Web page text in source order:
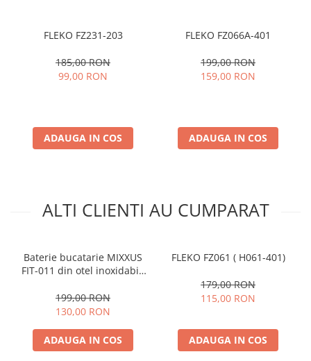
FLEKO FZ231-203
185,00 RON
99,00 RON
ADAUGA IN COS
FLEKO FZ066A-401
199,00 RON
159,00 RON
ADAUGA IN COS
ALTI CLIENTI AU CUMPARAT
Baterie bucatarie MIXXUS
FIT-011 din otel inoxidabil,
199,00 RON
130,00 RON
ADAUGA IN COS
FLEKO FZ061 ( H061-401)
179,00 RON
115,00 RON
ADAUGA IN COS